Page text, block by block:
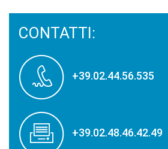
CONTATTI:
+39.02.44.56.535
+39.02.48.46.42.49